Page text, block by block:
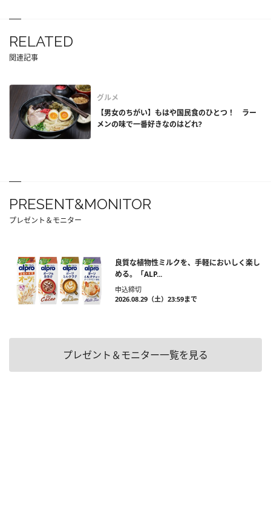
RELATED
関連記事
グルメ
【男女のちがい】もはや国民食のひとつ！ ラー
メンの味で一番好きなのはどれ?
PRESENT&MONITOR
プレゼント＆モニター
良質な植物性ミルクを、手軽においしく楽し
める。「ALP...
申込締切
2026.08.29（土）23:59まで
プレゼント＆モニター一覧を見る